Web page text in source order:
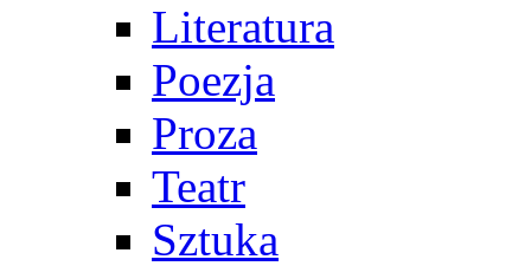
Literatura
Poezja
Proza
Teatr
Sztuka